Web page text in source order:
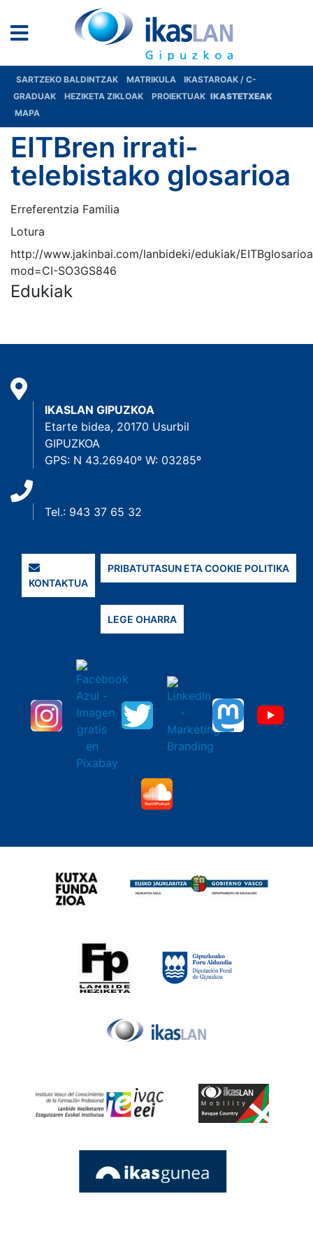
SARTZEKO BALDINTZAK MATRIKULA
IKASTAROAK / C-
GRADUAK
HEZIKETA ZIKLOAK PROIEKTUAK IKASTETXEAK
MAPA
EITBren irrati-
telebistako glosarioa
Erreferentzia Familia
Lotura
http://www.jakinbai.com/lanbideki/edukiak/
mod=CI-SO3GS846
Edukiak
IKASLAN GIPUZKOA
Etarte bidea, 20170 Usurbil
GIPUZKOA
GPS: N 43.26940º W: 03285º
Tel.: 943 37 65 32
KONTAKTUA
PRIBATUTASUN ETA COOKIE POLITIKA
LEGE OHARRA